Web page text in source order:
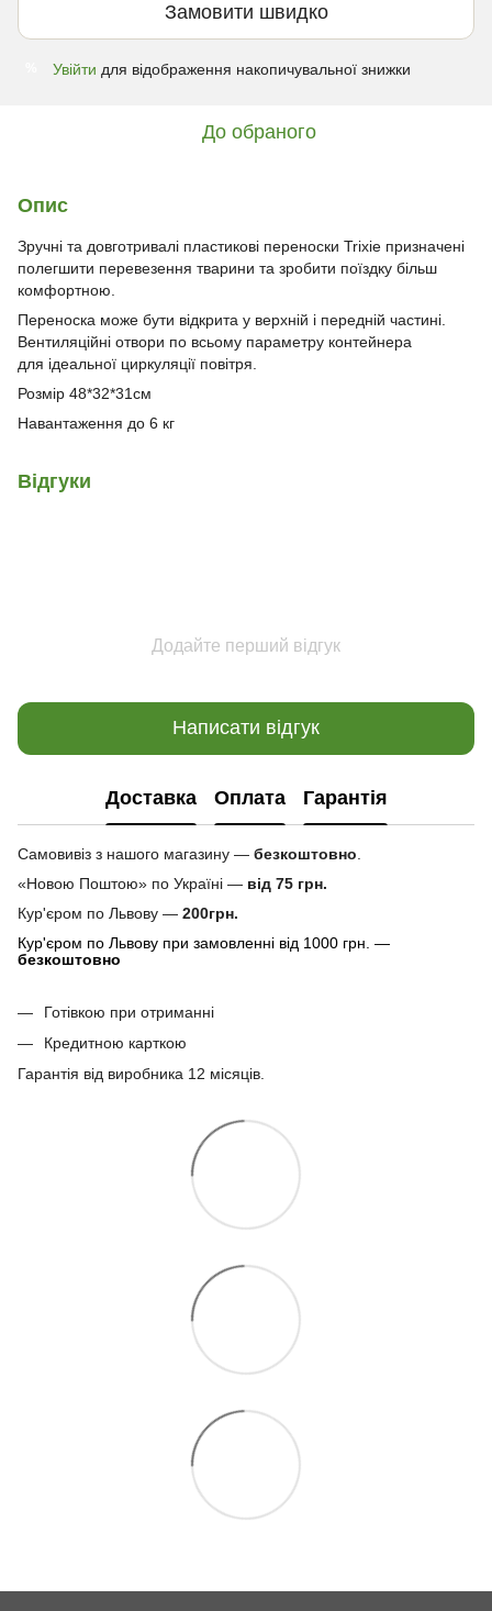
Замовити швидко
Увійти для відображення накопичувальної знижки
До обраного
Опис
Зручні та довготривалі пластикові переноски Trixie призначені
полегшити перевезення тварини та зробити поїздку більш
комфортною.
Переноска може бути відкрита у верхній і передній частині.
Вентиляційні отвори по всьому параметру контейнера
для ідеальної циркуляції повітря.
Розмір 48*32*31см
Навантаження до 6 кг
Відгуки
Додайте перший відгук
Написати відгук
Доставка Оплата Гарантія
Самовивіз з нашого магазину — безкоштовно
«Новою Поштою» по Україні — від 75 грн.
Кур'єром по Львову — 200грн.
Кур'єром по Львову при замовленні від 1000 грн. —
безкоштовно
Готівкою при отриманні
Кредитною карткою
Гарантія від виробника 12 місяців.